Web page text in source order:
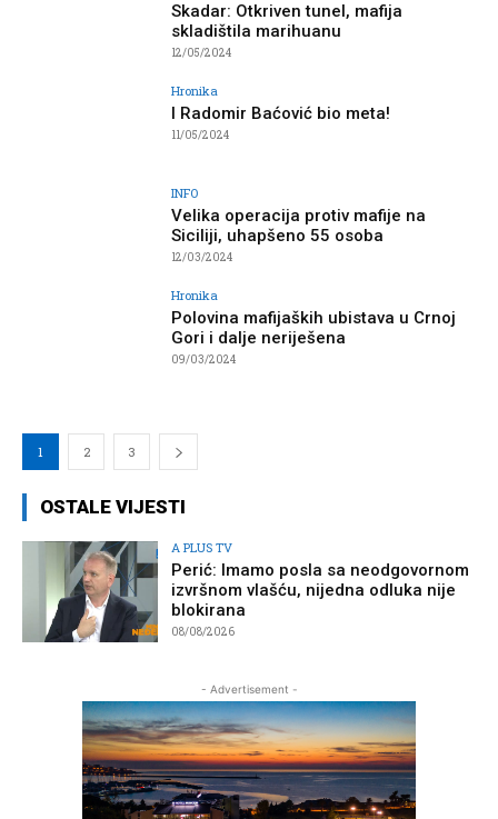
Skadar: Otkriven tunel, mafija
skladištila marihuanu
12/05/2024
Hronika
I Radomir Baćović bio meta!
11/05/2024
INFO
Velika operacija protiv mafije na
Siciliji, uhapšeno 55 osoba
12/03/2024
Hronika
Polovina mafijaških ubistava u Crnoj
Gori i dalje neriješena
09/03/2024
1 2 3
OSTALE VIJESTI
A PLUS TV
Perić: Imamo posla sa neodgovornom
izvršnom vlašću, nijedna odluka nije
blokirana
08/08/2026
- Advertisement -